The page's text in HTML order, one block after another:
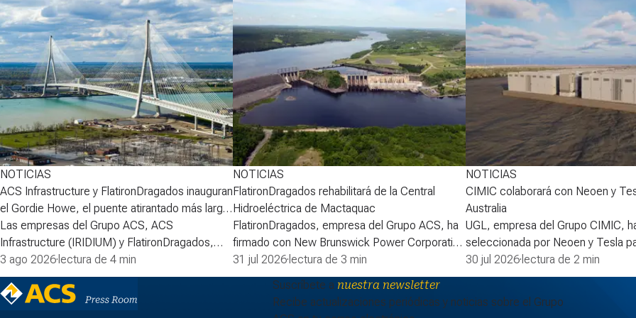
NOTICIAS
ACS Infrastructure y FlatironDragados inauguran
el Gordie Howe, el puente atirantado más largo
de Norteamérica
Las empresas del Grupo ACS, ACS
Infrastructure (IRIDIUM) y FlatironDragados,
celebraron esta semana la inauguraci&oacute;n
del Puente Internacional Gordie Howe, el
puente atirantado m&aacute;s largo de
3 ago 2026· lectura de 4 min
NOTICIAS
FlatironDragados rehabilitará de la Central
Hidroeléctrica de Mactaquac
FlatironDragados, empresa del Grupo ACS, ha
firmado con New Brunswick Power Corporation
(NB Power) el acuerdo para desarrollar la
primera fase del proyecto de rehabilitación de
la Central Hidroeléctrica de Mactaquac. La
compañía lidera la Asociación para la
31 jul 2026· lectura de 3 min
NOTICIAS
CIMIC colaborará con Neoen y
Australia
UGL, empresa del Grupo CIMIC,
seleccionada por Neoen y Tesla
la fase 2 de la batería Goyder de
South Australia, ampliando así uno
sistemas de almacenamiento de
baterías (BESS, por sus siglas en
30 jul 2026· lectura de 2 min
Suscríbete a nuestra newsletter
Recibe actualizaciones periódicas y noticias sobre el Grupo